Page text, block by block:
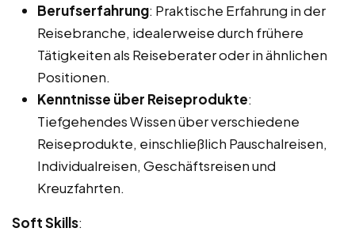
Berufserfahrung: Praktische Erfahrung in der
Reisebranche, idealerweise durch frühere
Tätigkeiten als Reiseberater oder in ähnlichen
Positionen.
Kenntnisse über Reiseprodukte:
Tiefgehendes Wissen über verschiedene
Reiseprodukte, einschließlich Pauschalreisen,
Individualreisen, Geschäftsreisen und
Kreuzfahrten.
Soft Skills: